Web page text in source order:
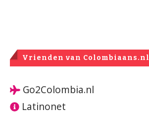
Vrienden van Colombiaans.nl
Go2Colombia.nl
Latinonet